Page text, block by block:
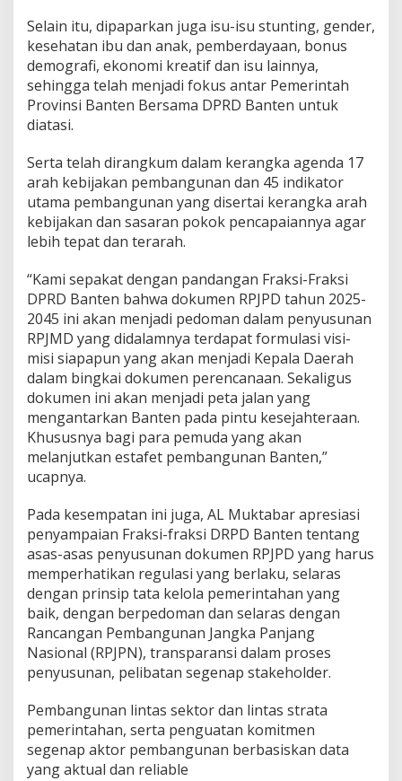
Selain itu, dipaparkan juga isu-isu stunting, gender,
kesehatan ibu dan anak, pemberdayaan, bonus
demografi, ekonomi kreatif dan isu lainnya,
sehingga telah menjadi fokus antar Pemerintah
Provinsi Banten Bersama DPRD Banten untuk
diatasi.
Serta telah dirangkum dalam kerangka agenda 17
arah kebijakan pembangunan dan 45 indikator
utama pembangunan yang disertai kerangka arah
kebijakan dan sasaran pokok pencapaiannya agar
lebih tepat dan terarah.
“Kami sepakat dengan pandangan Fraksi-Fraksi
DPRD Banten bahwa dokumen RPJPD tahun 2025-
2045 ini akan menjadi pedoman dalam penyusunan
RPJMD yang didalamnya terdapat formulasi visi-
misi siapapun yang akan menjadi Kepala Daerah
dalam bingkai dokumen perencanaan. Sekaligus
dokumen ini akan menjadi peta jalan yang
mengantarkan Banten pada pintu kesejahteraan.
Khususnya bagi para pemuda yang akan
melanjutkan estafet pembangunan Banten,”
ucapnya.
Pada kesempatan ini juga, AL Muktabar apresiasi
penyampaian Fraksi-fraksi DRPD Banten tentang
asas-asas penyusunan dokumen RPJPD yang harus
memperhatikan regulasi yang berlaku, selaras
dengan prinsip tata kelola pemerintahan yang
baik, dengan berpedoman dan selaras dengan
Rancangan Pembangunan Jangka Panjang
Nasional (RPJPN), transparansi dalam proses
penyusunan, pelibatan segenap stakeholder.
Pembangunan lintas sektor dan lintas strata
pemerintahan, serta penguatan komitmen
segenap aktor pembangunan berbasiskan data
yang aktual dan reliable